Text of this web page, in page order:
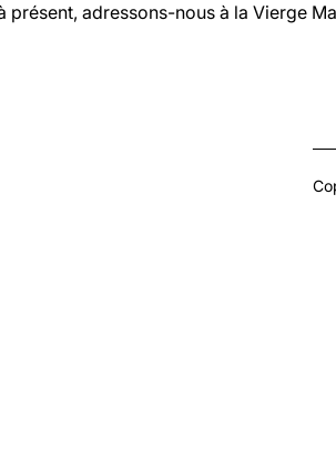
présent, adressons-nous à la Vierge